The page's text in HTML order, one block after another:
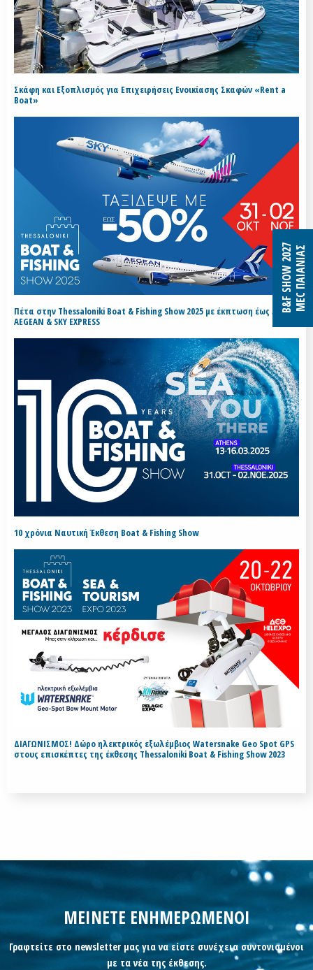
Σκάφη και Εξοπλισμός για Επιχειρήσεις Ενοικίασης Σκαφών «Rent a
Boat»
Πέτα στην Thessaloniki Boat & Fishing Show 2025 με έκπτωση έως 50% με
AEGEAN & SKY EXPRESS
10 χρόνια Ναυτική Έκθεση Boat & Fishing Show
ΔΙΑΓΩΝΙΣΜΟΣ! Δώρο ηλεκτρικός εξωλέμβιος Watersnake Geo Spot GPS
στους επισκέπτες της έκθεσης Thessaloniki Boat & Fishing Show 2023
B&F SHOW 2027MEC ΠΑΙΑΝΙΑΣ
ΜΕΙΝΕΤΕ ΕΝΗΜΕΡΩΜΕΝΟΙ
Γραφτείτε στο newsletter μας για να είστε συνέχεια συντονισμένοι
με τα νέα της έκθεσης.